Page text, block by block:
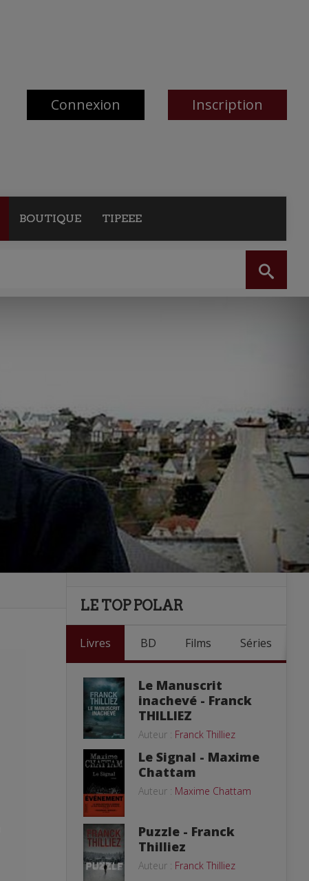
Connexion Inscription
BOUTIQUE TIPEEE
LE TOP POLAR
Livres BD Films Séries
Le Manuscrit
inachevé - Franck
THILLIEZ
Auteur : Franck Thilliez
Le Signal - Maxime
Chattam
Auteur : Maxime Chattam
Puzzle - Franck
Thilliez
Auteur : Franck Thilliez